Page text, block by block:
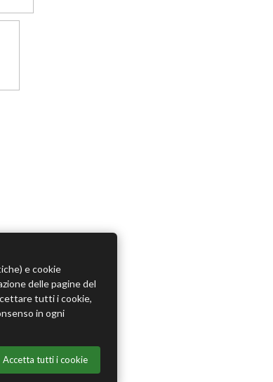
e cookie
delle pagine del
tutti i cookie,
in ogni
Accetta tutti i cookie